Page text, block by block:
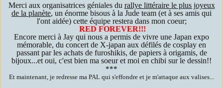
Merci aux organisatrices géniales du rallye littéraire le plus joyeux
de la planète, un énorme bisous à la Jude team (et à ses amis qui
l'ont aidée) cette équipe restera dans mon coeur;
RED FOREVER!!!
Encore merci à Jay qui nous a permis de vivre une Japan expo
mémorable, du concert de X-japan aux défilés de cosplay en
passant par les achats de furoshikis, de papiers à origamis, de
bijoux...et oui, c'est bien ma soeur et moi en chibi sur le dessin!!
***
Et maintenant, je redresse ma PAL qui s'effondre et je m'attaque aux valises...